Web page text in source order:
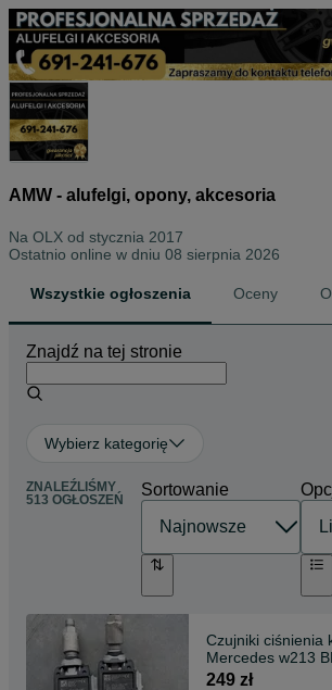
AMW - alufelgi, opony, akcesoria
Na OLX od stycznia 2017
Ostatnio online w dniu 08 sierpnia 2026
Wszystkie ogłoszenia Oceny
Znajdź na tej stronie
Wybierz kategorię
ZNALEŹLIŚMY
513 OGŁOSZEŃ
Sortowanie
Czujniki ciśnienia
Mercedes w213
g30 g11 g01 g02
249 zł